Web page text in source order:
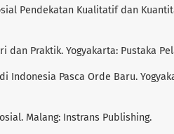
Pendekatan Kualitatif dan
dan Praktik. Yogyakarta: Pustaka
Indonesia Pasca Orde Baru.
Malang: Instrans Publishing.